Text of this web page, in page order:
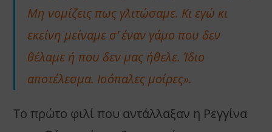
Μη νομίζεις πως γλιτώσαμε. Κι εγώ κι
εκείνη μείναμε σ’ έναν γάμο που δεν
θέλαμε ή που δεν μας ήθελε. Ίδιο
αποτέλεσμα. Ισόπαλες μοίρες».
Το πρώτο φιλί που αντάλλαξαν η Ρεγγίνα